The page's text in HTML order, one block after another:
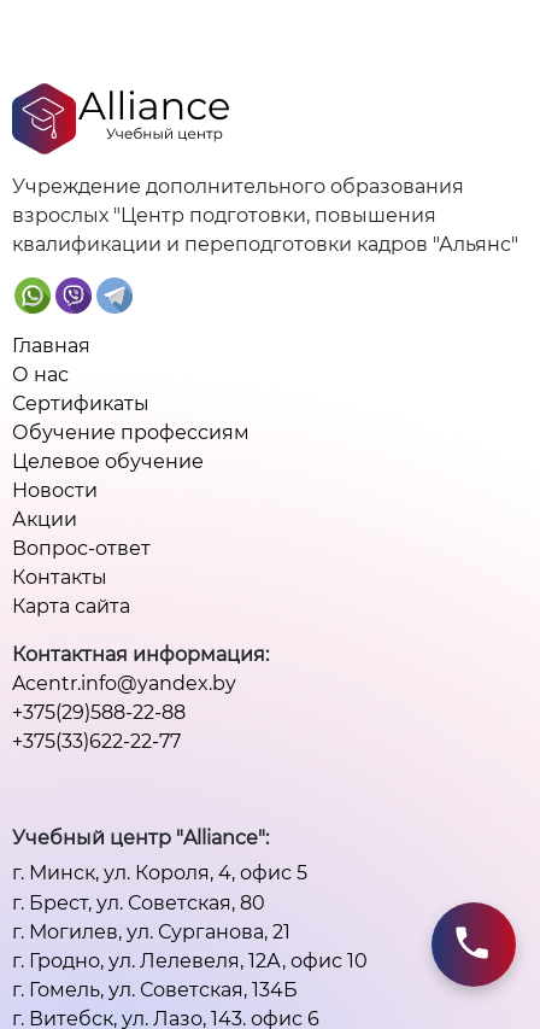
Учреждение дополнительного образования
взрослых "Центр подготовки, повышения
квалификации и переподготовки кадров "Альянс"
Главная
О нас
Сертификаты
Обучение профессиям
Целевое обучение
Новости
Акции
Вопрос-ответ
Контакты
Карта сайта
Контактная информация:
Acentr.info@yandex.by
+375(29)588-22-88
+375(33)622-22-77
Учебный центр "Alliance":
г. Минск, ул. Короля, 4, офис 5
г. Брест, ул. Советская, 80
г. Могилев, ул. Сурганова, 21
г. Гродно, ул. Лелевеля, 12А, офис 10
г. Гомель, ул. Советская, 134Б
г. Витебск, ул. Лазо, 143. офис 6